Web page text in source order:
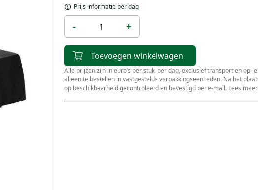
Prijs informatie per dag
- +
Toevoegen winkelwagen
Alle prijzen zijn in euro’s per stuk, per dag, exclusief transport en op-
alleen te bestellen in vastgestelde verpakkingseenheden. Na het
op beschikbaarheid gecontroleerd en bevestigd per e-mail. Lees